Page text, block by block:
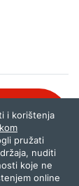
i pravilne
informacije,
i korištenja
pružati
nuditi
koje ne
online